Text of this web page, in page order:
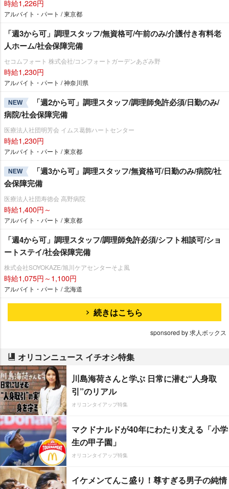
時給1,226円
アルバイト・パート / 東京都
「週3から可」調理スタッフ/無資格可/午前のみ/介護付き有料老
人ホーム/社会保障完備
セコムフォート 株式会社/コンフォートガーデンあざみ野
時給1,230円
アルバイト・パート / 神奈川県
NEW
「週2から可」調理スタッフ/調理師免許必須/日勤のみ/
病院/社会保障完備
医療法人社団明芳会 イムス葛飾ハートセンター
時給1,230円
アルバイト・パート / 東京都
NEW
「週3から可」調理スタッフ/無資格可/日勤のみ/病院/社
会保障完備
医療法人社団寿徳会 高野病院
時給1,400円～
アルバイト・パート / 東京都
「週4から可」調理スタッフ/調理師免許必須/シフト相談可/ショ
ートステイ/社会保障完備
株式会社SOYOKAZE/旭川ケアセンターそよ風
時給1,075円～1,100円
アルバイト・パート / 北海道
続きはこちら
sponsored by 求人ボックス
オリコンニュース イチオシ特集
川島海荷さんと学ぶ 日常に潜む“人身取
引”のリアル
オリコンタイアップ特集
マクドナルドが40年にわたり支える「小学
生の甲子園」
オリコンタイアップ特集
イケメンてんこ盛り！尊すぎる男子の純情